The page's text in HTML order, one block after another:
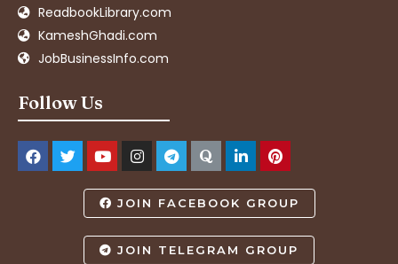
ReadbookLibrary.com
KameshGhadi.com
JobBusinessInfo.com
Follow Us
JOIN FACEBOOK GROUP
JOIN TELEGRAM GROUP